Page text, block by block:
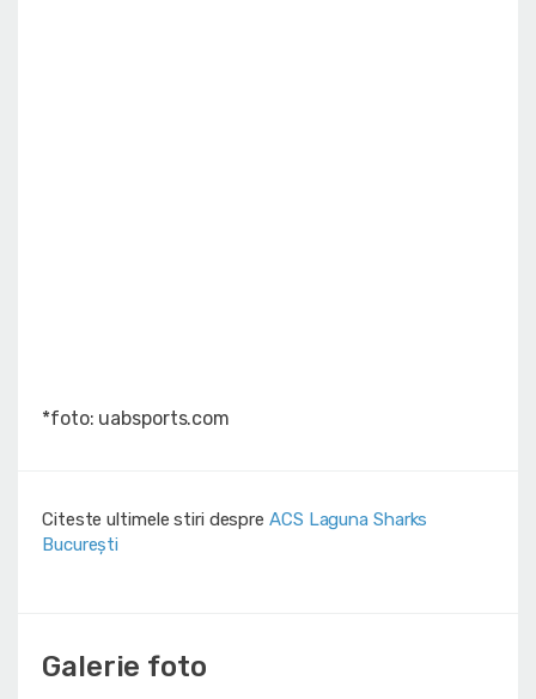
*foto: uabsports.com
Citeste ultimele stiri despre ACS Laguna Sharks
București
Galerie foto